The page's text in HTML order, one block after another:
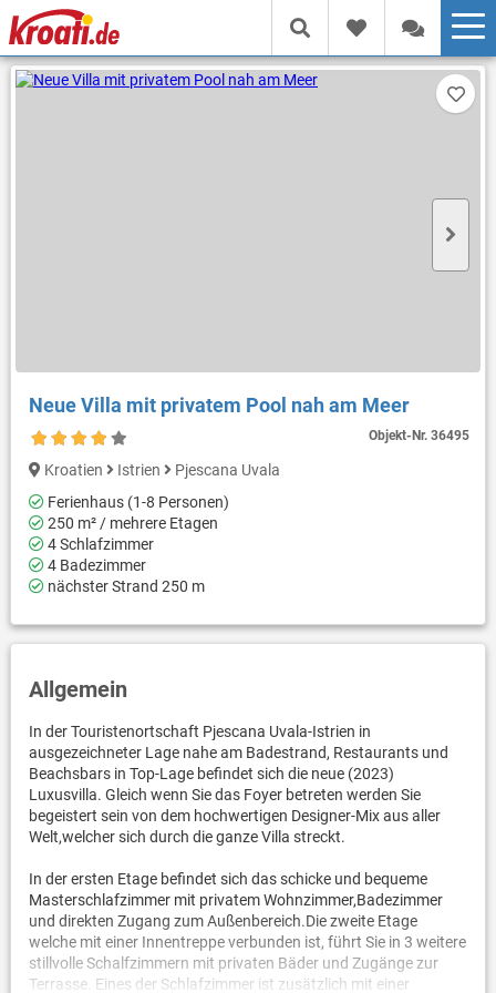
Neue Villa mit privatem Pool nah am Meer
Objekt-Nr.36495
Kroatien Istrien
Pjescana Uvala
Ferienhaus (1-8 Personen)
250 m² / mehrere Etagen
4 Schlafzimmer
4 Badezimmer
nächster Strand 250 m
Allgemein
In der Touristenortschaft Pjescana Uvala-Istrien in
ausgezeichneter Lage nahe am Badestrand, Restaurants und
Beachsbars in Top-Lage befindet sich die neue (2023)
Luxusvilla. Gleich wenn Sie das Foyer betreten werden Sie
begeistert sein von dem hochwertigen Designer-Mix aus aller
Welt,welcher sich durch die ganze Villa streckt.
In der ersten Etage befindet sich das schicke und bequeme
Masterschlafzimmer mit privatem Wohnzimmer,Badezimmer
und direkten Zugang zum Außenbereich.Die zweite Etage
welche mit einer Innentreppe verbunden ist, führt Sie in 3 weitere
stillvolle Schalfzimmern mit privaten Bäder und Zugänge zur
Terrasse. Eines der Schlafzimmer ist zusätzlich mit einer